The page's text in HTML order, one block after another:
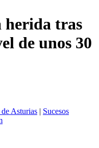
herida tras
de unos 30
Asturias | Sucesos